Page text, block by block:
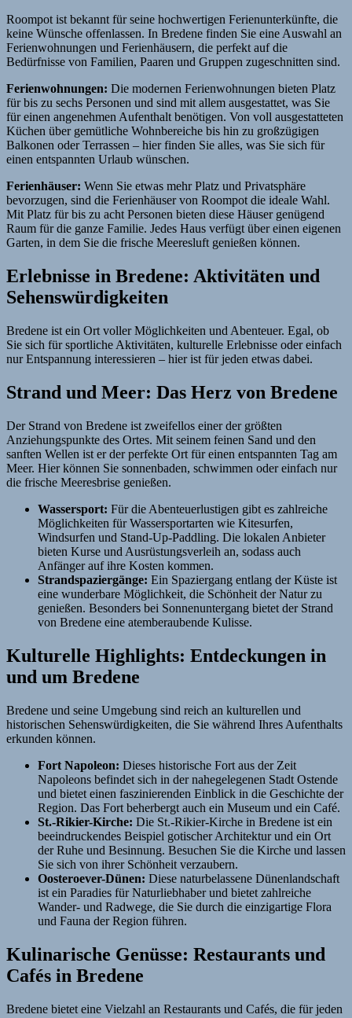
Roompot ist bekannt für seine hochwertigen Ferienunterkünfte, die
keine Wünsche offenlassen. In Bredene finden Sie eine Auswahl an
Ferienwohnungen und Ferienhäusern, die perfekt auf die
Bedürfnisse von Familien, Paaren und Gruppen zugeschnitten sind.
Ferienwohnungen: Die modernen Ferienwohnungen bieten Platz
für bis zu sechs Personen und sind mit allem ausgestattet, was Sie
für einen angenehmen Aufenthalt benötigen. Von voll ausgestatteten
Küchen über gemütliche Wohnbereiche bis hin zu großzügigen
Balkonen oder Terrassen – hier finden Sie alles, was Sie sich für
einen entspannten Urlaub wünschen.
Ferienhäuser: Wenn Sie etwas mehr Platz und Privatsphäre
bevorzugen, sind die Ferienhäuser von Roompot die ideale Wahl.
Mit Platz für bis zu acht Personen bieten diese Häuser genügend
Raum für die ganze Familie. Jedes Haus verfügt über einen eigenen
Garten, in dem Sie die frische Meeresluft genießen können.
Erlebnisse in Bredene: Aktivitäten und
Sehenswürdigkeiten
Bredene ist ein Ort voller Möglichkeiten und Abenteuer. Egal, ob
Sie sich für sportliche Aktivitäten, kulturelle Erlebnisse oder einfach
nur Entspannung interessieren – hier ist für jeden etwas dabei.
Strand und Meer: Das Herz von Bredene
Der Strand von Bredene ist zweifellos einer der größten
Anziehungspunkte des Ortes. Mit seinem feinen Sand und den
sanften Wellen ist er der perfekte Ort für einen entspannten Tag am
Meer. Hier können Sie sonnenbaden, schwimmen oder einfach nur
die frische Meeresbrise genießen.
Wassersport: Für die Abenteuerlustigen gibt es zahlreiche
Möglichkeiten für Wassersportarten wie Kitesurfen,
Windsurfen und Stand-Up-Paddling. Die lokalen Anbieter
bieten Kurse und Ausrüstungsverleih an, sodass auch
Anfänger auf ihre Kosten kommen.
Strandspaziergänge: Ein Spaziergang entlang der Küste ist
eine wunderbare Möglichkeit, die Schönheit der Natur zu
genießen. Besonders bei Sonnenuntergang bietet der Strand
von Bredene eine atemberaubende Kulisse.
Kulturelle Highlights: Entdeckungen in
und um Bredene
Bredene und seine Umgebung sind reich an kulturellen und
historischen Sehenswürdigkeiten, die Sie während Ihres Aufenthalts
erkunden können.
Fort Napoleon: Dieses historische Fort aus der Zeit
Napoleons befindet sich in der nahegelegenen Stadt Ostende
und bietet einen faszinierenden Einblick in die Geschichte der
Region. Das Fort beherbergt auch ein Museum und ein Café.
St.-Rikier-Kirche: Die St.-Rikier-Kirche in Bredene ist ein
beeindruckendes Beispiel gotischer Architektur und ein Ort
der Ruhe und Besinnung. Besuchen Sie die Kirche und lassen
Sie sich von ihrer Schönheit verzaubern.
Oosteroever-Dünen: Diese naturbelassene Dünenlandschaft
ist ein Paradies für Naturliebhaber und bietet zahlreiche
Wander- und Radwege, die Sie durch die einzigartige Flora
und Fauna der Region führen.
Kulinarische Genüsse: Restaurants und
Cafés in Bredene
Bredene bietet eine Vielzahl an Restaurants und Cafés, die für jeden